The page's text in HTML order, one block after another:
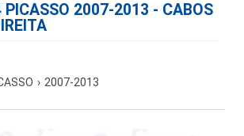
PICASSO 2007-2013 - CABOS
› 2007-2013